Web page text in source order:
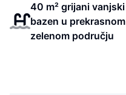
40 m² grijani vanjski
bazen u prekrasnom
zelenom području